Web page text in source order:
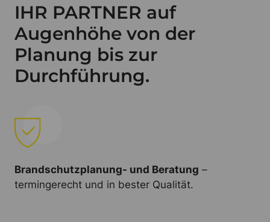
IHR PARTNER auf
Augenhöhe von der
Planung bis zur
Durchführung.
Brandschutzplanung- und Beratung –
termingerecht und in bester Qualität.